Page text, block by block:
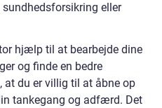
eller
hjælp til at bearbejde dine
og finde en bedre
at du er villig til at åbne op
tankegang og adfærd. Det